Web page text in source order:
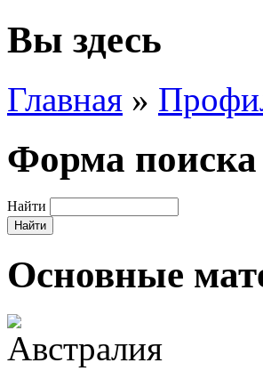
Вы здесь
Главная »
Форма поиска
Найти
Основные